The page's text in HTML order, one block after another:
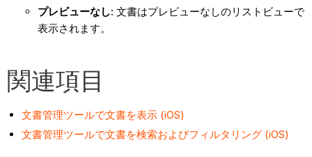
プレビューなし: 文書はプレビューなしのリストビューで
表示されます。
関連項目
文書管理ツールで文書を表示 (iOS)
文書管理ツールで文書を検索およびフィルタリング (iOS)